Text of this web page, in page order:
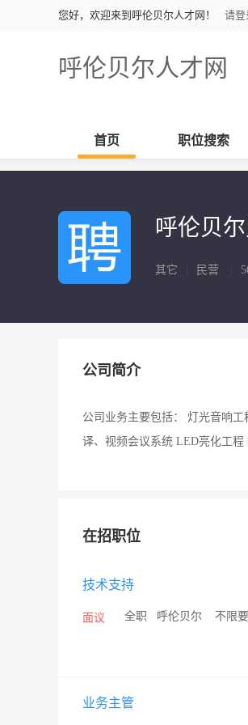
您好，欢迎来到呼伦贝尔人才网！ 请登
呼伦贝尔人才网
首页 职位搜索
呼伦贝
其它 民营
公司简介
公司业务主要包括： 灯光音响
译、视频会议系统 LED亮化工
在招职位
技术支持
面议 全职 呼伦贝尔 不限
业务主管